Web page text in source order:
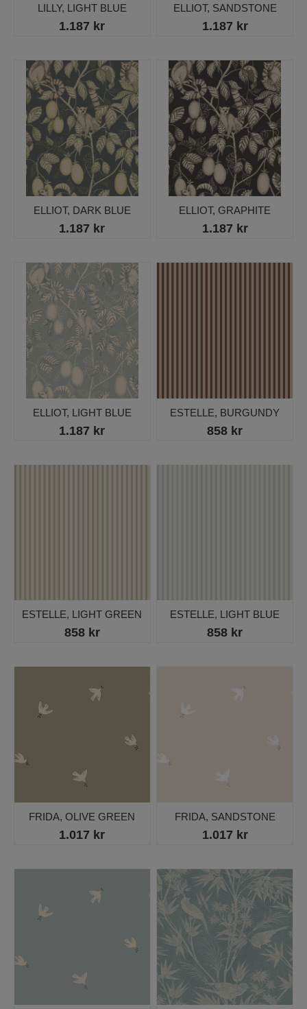
LILLY, LIGHT BLUE
1.187 kr
ELLIOT, SANDSTONE
1.187 kr
ELLIOT, DARK BLUE
1.187 kr
ELLIOT, GRAPHITE
1.187 kr
ELLIOT, LIGHT BLUE
1.187 kr
ESTELLE, BURGUNDY
858 kr
ESTELLE, LIGHT GREEN
858 kr
ESTELLE, LIGHT BLUE
858 kr
FRIDA, OLIVE GREEN
1.017 kr
FRIDA, SANDSTONE
1.017 kr